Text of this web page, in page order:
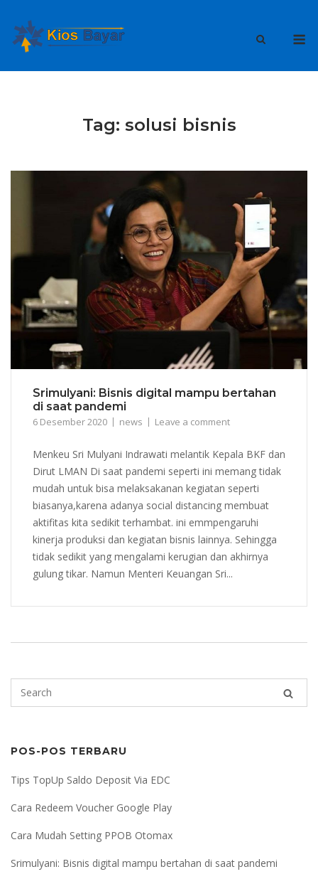
content
Tag: solusi bisnis
Srimulyani: Bisnis digital mampu bertahan
di saat pandemi
6 Desember 2020 news Leave a comment
Menkeu Sri Mulyani Indrawati melantik Kepala BKF dan
Dirut LMAN Di saat pandemi seperti ini memang tidak
mudah untuk bisa melaksakanan kegiatan seperti
biasanya,karena adanya social distancing membuat
aktifitas kita sedikit terhambat. ini emmpengaruhi
kinerja produksi dan kegiatan bisnis lainnya. Sehingga
tidak sedikit yang mengalami kerugian dan akhirnya
gulung tikar. Namun Menteri Keuangan Sri...
POS-POS TERBARU
Tips TopUp Saldo Deposit Via EDC
Cara Redeem Voucher Google Play
Cara Mudah Setting PPOB Otomax
Srimulyani: Bisnis digital mampu bertahan di saat pandemi